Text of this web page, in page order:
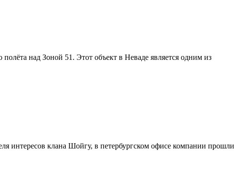
над Зоной 51. Этот объект в Неваде является одним из
интересов клана Шойгу, в петербургском офисе компании прошли